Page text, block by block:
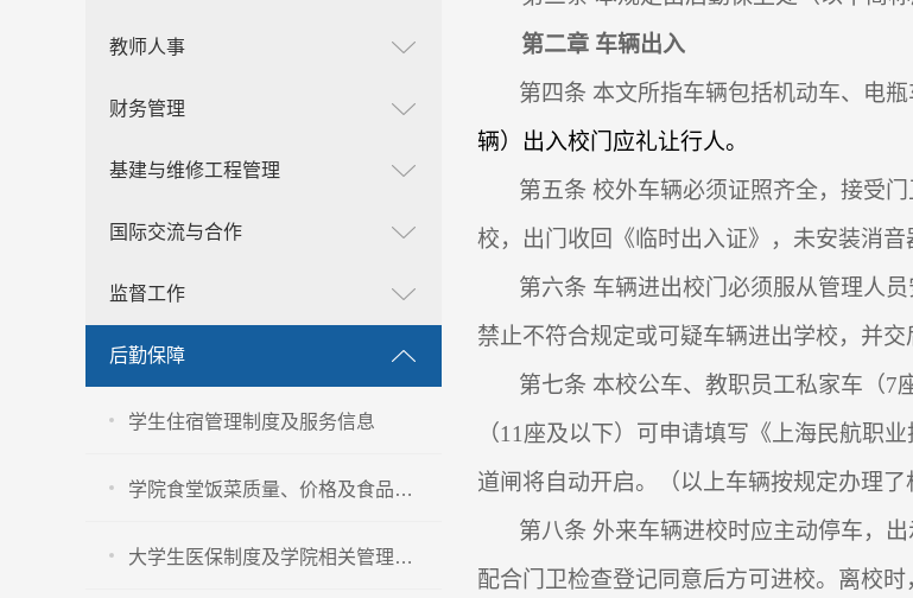
教师人事
财务管理
基建与维修工程管理
国际交流与合作
监督工作
后勤保障
学生住宿管理制度及服务信息
学院食堂饭菜质量、价格及食品卫生安全管理信息
大学生医保制度及学院相关管理办法
第二章 车辆出入
第四条 本文所指车辆包括机动车、电瓶
辆）出入校门应礼让行人。
第五条 校外车辆必须证照齐全， 接受
校，出门收回《临时出入证》，未安装消音
第六条 车辆进出校门必须服从管理人
禁止不符合规定或可疑车辆进出学校，并交
第七条 本校公车、教职员工私家车（7
（11 座及以下）可申请填写《上海民航职
道闸将自动开启。（以上车辆按规定办理
第八条 外来车辆进校时应主动停车，
配合门卫检查登记同意后方可进校。离校时